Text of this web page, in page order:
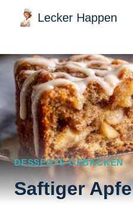
Zum
Inhalt
springen
Lecker Happen
DESSERTS-GEBACKEN
Saftiger